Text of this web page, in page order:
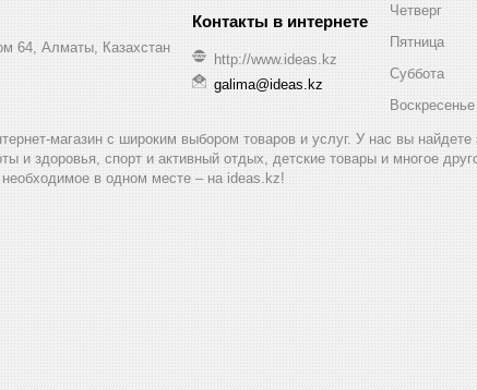
64, Алматы, Казахстан
http://www.ideas.kz
galima@ideas.kz
Четверг
Пятница
Суббота
Воскресенье
магазин с широким выбором товаров и услуг. У нас вы
и здоровья, спорт и активный отдых, детские товары и многое
в одном месте – на ideas.kz!